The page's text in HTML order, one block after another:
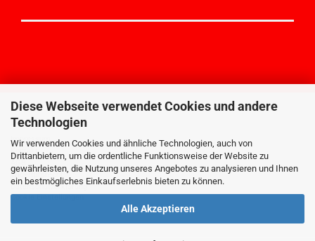
Diese Webseite verwendet Cookies und andere
Technologien
Wir verwenden Cookies und ähnliche Technologien, auch von
Drittanbietern, um die ordentliche Funktionsweise der Website zu
gewährleisten, die Nutzung unseres Angebotes zu analysieren und Ihnen
ein bestmögliches Einkaufserlebnis bieten zu können.
Alle Akzeptieren
MEHR ÜBER...
Impressum
Kontakt
Widerrufsrecht
Datenschutzerklärung
Cookie Einstellungen